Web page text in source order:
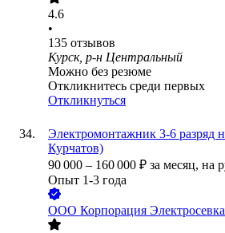
4.6
•
135 отзывов
Курск, р-н Центральный
Можно без резюме
Откликнитесь среди первых
Откликнуться
Электромонтажник 3-6 разряд
Курчатов)
90 000 – 160 000 ₽ за месяц, на
Опыт 1-3 года
ООО Корпорация